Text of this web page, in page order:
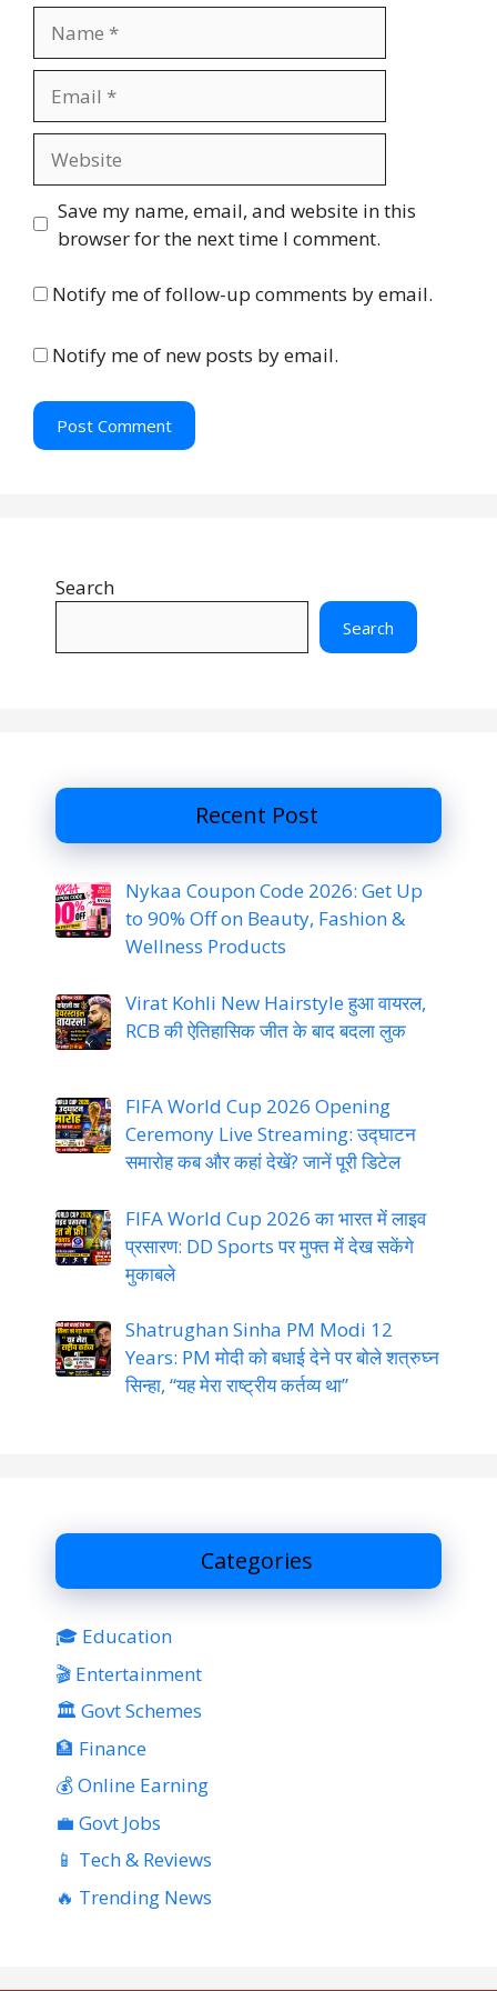
m
a
l
s
t
Save my name, email, and website in this
browser for the next time I comment.
Notify me of follow-up comments by email.
Notify me of new posts by email.
Search
Search
Recent Post
Nykaa Coupon Code 2026: Get Up
to 90% Off on Beauty, Fashion &
Wellness Products
Virat Kohli New Hairstyle हुआ वायरल,
RCB की ऐतिहासिक जीत के बाद बदला लुक
FIFA World Cup 2026 Opening
Ceremony Live Streaming: उद्घाटन
समारोह कब और कहां देखें? जानें पूरी डिटेल
FIFA World Cup 2026 का भारत में लाइव
प्रसारण: DD Sports पर मुफ्त में देख सकेंगे
मुकाबले
Shatrughan Sinha PM Modi 12
Years: PM मोदी को बधाई देने पर बोले शत्रुघ्न
सिन्हा, “यह मेरा राष्ट्रीय कर्तव्य था”
Categories
🎓 Education
🎬 Entertainment
🏛 Govt Schemes
🏦 Finance
💰 Online Earning
💼 Govt Jobs
📱 Tech & Reviews
🔥 Trending News